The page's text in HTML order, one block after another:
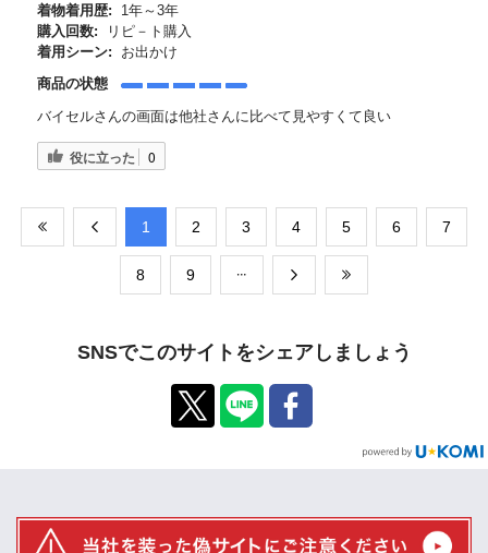
着物着用歴:
1年～3年
購入回数:
リピ－ト購入
着用シーン:
お出かけ
商品の状態
バイセルさんの画面は他社さんに比べて見やすくて良い
役に立った 0
​1 ​2 ​3 ​4 ​5 ​6 ​7
​8 ​9
SNSでこのサイトをシェアしましょう